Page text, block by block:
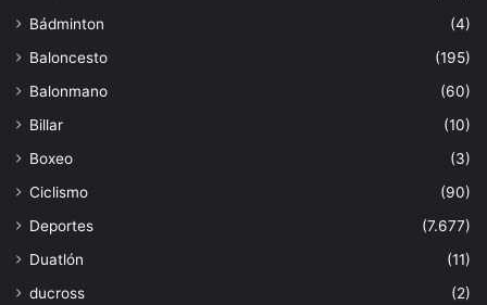
Bádminton
(4)
Baloncesto
(195)
Balonmano
(60)
Billar
(10)
Boxeo
(3)
Ciclismo
(90)
Deportes
(7.677)
Duatlón
(11)
ducross
(2)